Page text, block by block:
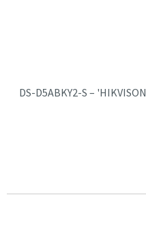
עגלה ייעודית למסכי DS-D5ABKY2-S – 'HIKVISON